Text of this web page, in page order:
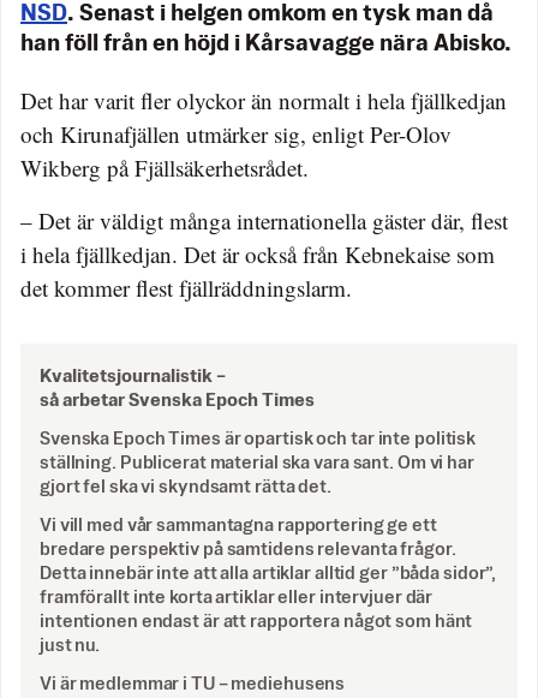
NSD. Senast i helgen omkom en tysk man då
han föll från en höjd i Kårsavagge nära Abisko.
Det har varit fler olyckor än normalt i hela fjällkedjan
och Kirunafjällen utmärker sig, enligt Per-Olov
Wikberg på Fjällsäkerhetsrådet.
– Det är väldigt många internationella gäster där, flest
i hela fjällkedjan. Det är också från Kebnekaise som
det kommer flest fjällräddningslarm.
Kvalitetsjournalistik –
så arbetar Svenska Epoch Times
Svenska Epoch Times är opartisk och tar inte politisk
ställning. Publicerat material ska vara sant. Om vi har
gjort fel ska vi skyndsamt rätta det.
Vi vill med vår sammantagna rapportering ge ett
bredare perspektiv på samtidens relevanta frågor.
Detta innebär inte att alla artiklar alltid ger ”båda sidor”,
framförallt inte korta artiklar eller intervjuer där
intentionen endast är att rapportera något som hänt
just nu.
Vi är medlemmar i TU – mediehusens